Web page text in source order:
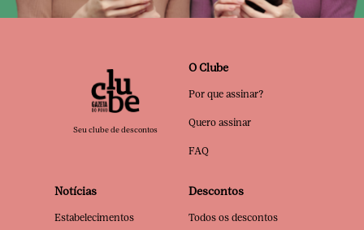
Seu clube de descontos
O Clube
Por que assinar?
Quero assinar
FAQ
Notícias
Estabelecimentos
Descontos
Todos os descontos